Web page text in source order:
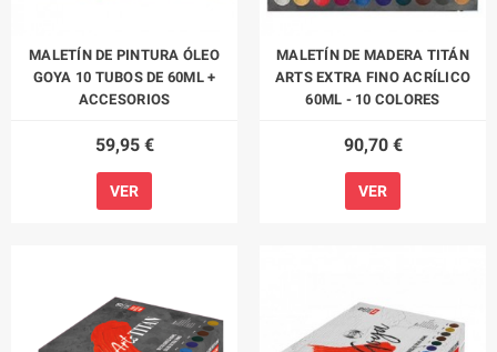
MALETÍN DE PINTURA ÓLEO
GOYA 10 TUBOS DE 60ML +
ACCESORIOS
59,95 €
VER
MALETÍN DE MADERA TITÁN
ARTS EXTRA FINO ACRÍLICO
60ML - 10 COLORES
90,70 €
VER